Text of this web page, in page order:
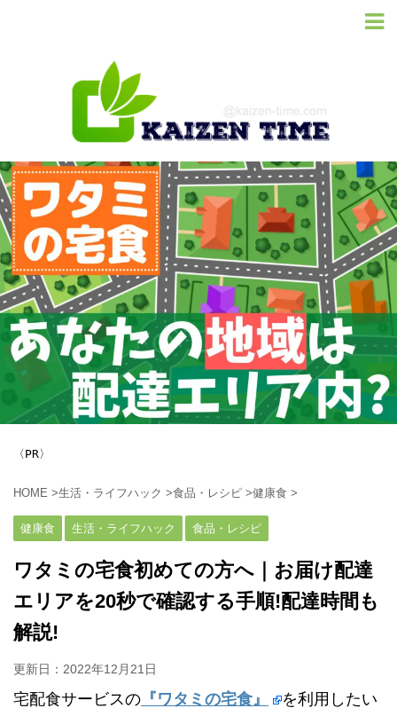
〈PR〉
HOME >生活・ライフハック >食品・レシピ >健康食 >
健康食 生活・ライフハック 食品・レシピ
ワタミの宅食初めての方へ｜お届け配達
エリアを20秒で確認する手順!配達時間も
解説!
更新日： 2022年12月21日
宅配食サービスの 『ワタミの宅食』
を利用したい